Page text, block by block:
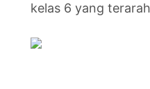
kelas 6 yang